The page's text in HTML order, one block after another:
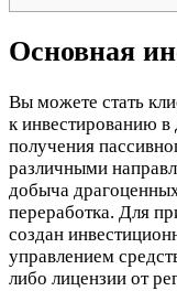
Основная
Вы можете стать
к инвестированию в
получения
различными
добыча
переработка. Для
создан
управлением
либо лицензии от